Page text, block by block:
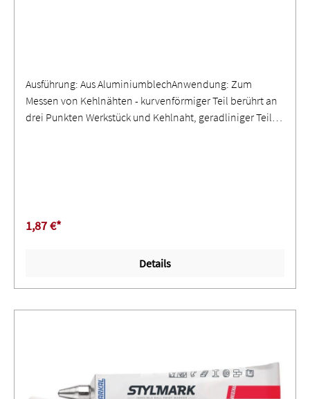
Ausführung: Aus AluminiumblechAnwendung: Zum
Messen von Kehlnähten - kurvenförmiger Teil berührt an
drei Punkten Werkstück und Kehlnaht, geradliniger Teil
1,87 €*
Details